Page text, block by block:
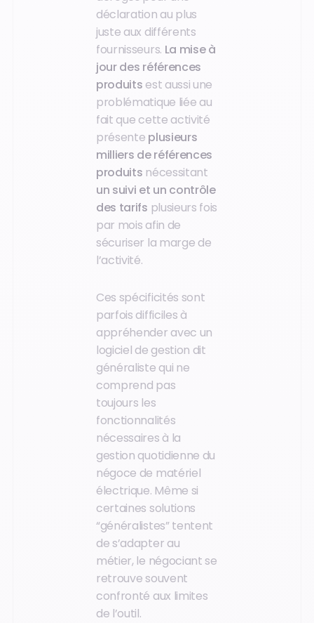
déclaration au plus
juste aux différents
fournisseurs. La mise à
jour des références
produits est aussi une
problématique liée au
fait que cette activité
présente plusieurs
milliers de références
produits nécessitant
un suivi et un contrôle
des tarifs plusieurs fois
par mois afin de
sécuriser la marge de
l’activité.
Ces spécificités sont
parfois difficiles à
appréhender avec un
logiciel de gestion dit
généraliste qui ne
comprend pas
toujours les
fonctionnalités
nécessaires à la
gestion quotidienne du
négoce de matériel
électrique. Même si
certaines solutions
“généralistes” tentent
de s’adapter au
métier, le négociant se
retrouve souvent
confronté aux limites
de l’outil.